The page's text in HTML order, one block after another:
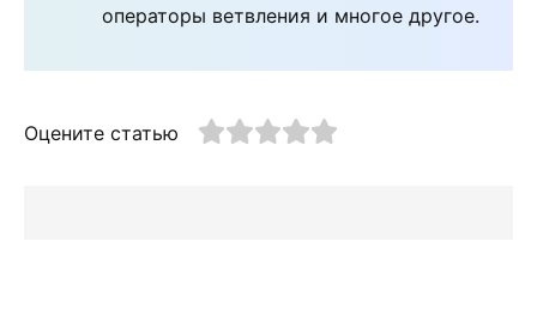
операторы ветвления и многое другое.
Оцените статью